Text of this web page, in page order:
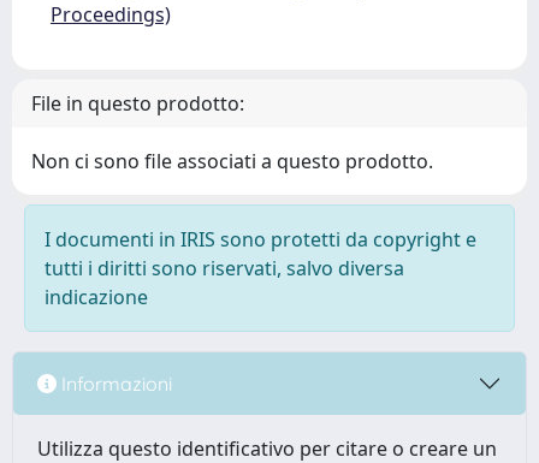
Proceedings)
File in questo prodotto:
Non ci sono file associati a questo prodotto.
I documenti in IRIS sono protetti da copyright e
tutti i diritti sono riservati, salvo diversa
indicazione
Informazioni
Utilizza questo identificativo per citare o creare un